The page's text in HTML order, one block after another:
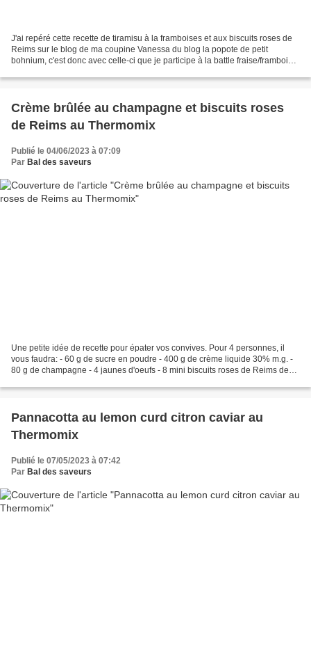
J'ai repéré cette recette de tiramisu à la framboises et aux biscuits roses de
Reims sur le blog de ma coupine Vanessa du blog la popote de petit
bohnium, c'est donc avec celle-ci que je participe à la battle fraise/framboise
Crème brûlée au champagne et biscuits roses
de Reims au Thermomix
Publié le 04/06/2023 à 07:09
Par Bal des saveurs
Une petite idée de recette pour épater vos convives. Pour 4 personnes, il
vous faudra: - 60 g de sucre en poudre - 400 g de crème liquide 30% m.g. -
80 g de champagne - 4 jaunes d'oeufs - 8 mini biscuits roses de Reims de
Pannacotta au lemon curd citron caviar au
Thermomix
Publié le 07/05/2023 à 07:42
Par Bal des saveurs